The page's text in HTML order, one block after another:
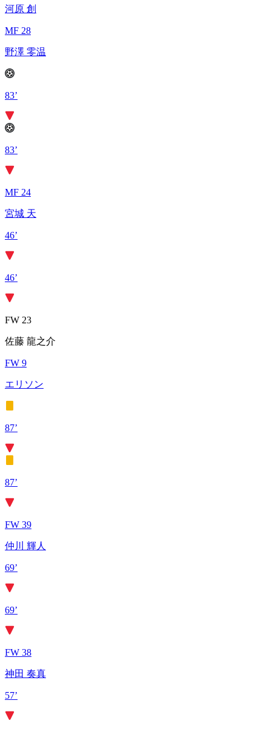
河原 創
MF 28
野澤 零温
83’
83’
MF 24
宮城 天
46’
46’
FW 23
佐藤 龍之介
FW 9
エリソン
87’
87’
FW 39
仲川 輝人
69’
69’
FW 38
神田 奏真
57’